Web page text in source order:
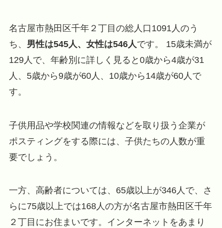
名古屋市熱田区千年２丁目の総人口1091人のう
ち、 男性は545人、女性は546人 です。 15歳未満が
129人で、年齢別に詳しく見ると0歳から4歳が31
人、5歳から9歳が60人、10歳から14歳が60人で
す。
子供用品や学校関連の情報などを取り扱う企業が
ポスティングをする際には、子供たちの人数が重
要でしょう。
一方、高齢者については、65歳以上が346人で、さ
らに75歳以上では168人の方が名古屋市熱田区千年
２丁目にお住まいです。インターネットをあまり